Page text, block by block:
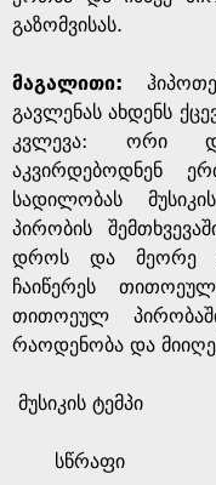
გაზომვისას.
მაგალითი:
გავლენას ახდენს
კვლევა: ორი
აკვირდებოდნენ
სადილობას
პირობის
დროს და მეორე
ჩაიწერეს
თითოეულ
რაოდენობა და
მუსიკის ტემპი
სწრაფი